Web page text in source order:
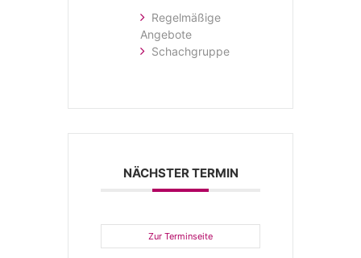
Regelmäßige
Angebote
Schachgruppe
NÄCHSTER TERMIN
Zur Terminseite